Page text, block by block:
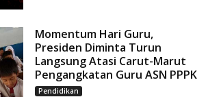
Momentum Hari Guru,
Presiden Diminta Turun
Langsung Atasi Carut-Marut
Pengangkatan Guru ASN PPPK
Pendidikan